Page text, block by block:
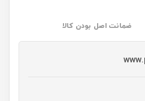
ضمانت اصل بودن کالا